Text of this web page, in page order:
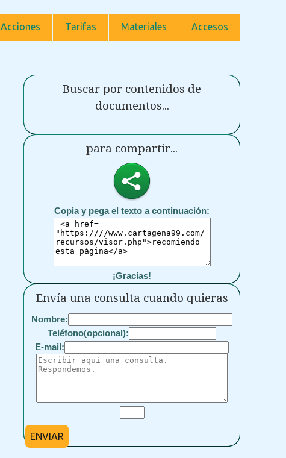
Acciones Tarifas Materiales Accesos
Buscar por contenidos de
documentos...
para compartir...
Copia y pega el texto a continuación:
¡Gracias!
Envía una consulta cuando quieras
Nombre:
Teléfono(opcional):
E-mail:
ENVIAR